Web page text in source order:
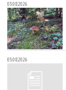
03.08.2026
03.08.2026